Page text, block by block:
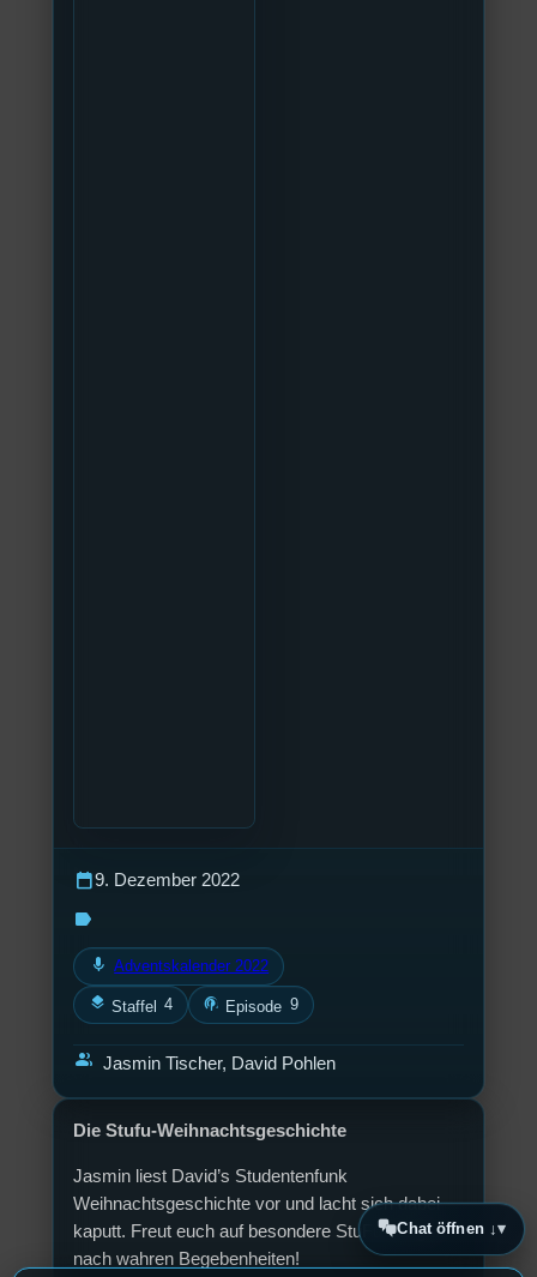
Die Stufu-Weihnachtsgeschichte
Jasmin liest David’s Studentenfunk
Weihnachtsgeschichte vor und lacht sich dabei
kaputt. Freut euch auf besondere StuFu-Insights
nach wahren Begebenheiten!
calendar_today9. Dezember 2022
label
mic Adventskalender 2022
layers Staffel 4 podcasts Episode 9
group Jasmin Tischer, David Pohlen
Chat öffnen ↓